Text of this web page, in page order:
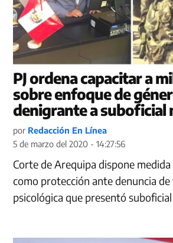
PJ ordena capacitar a
sobre enfoque de
denigrante a suboficial
por Redacción En Línea
5 de marzo del 2020 - 14:27:56
Corte de Arequipa dispone
como protección ante denuncia de
psicológica que presentó suboficial